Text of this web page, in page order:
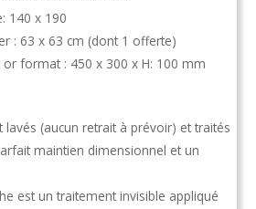
140 x 190
: 63 x 63 cm (dont 1 offerte)
format : 450 x 300 x H: 100 mm
(aucun retrait à prévoir) et traités
maintien dimensionnel et un
est un traitement invisible appliqué